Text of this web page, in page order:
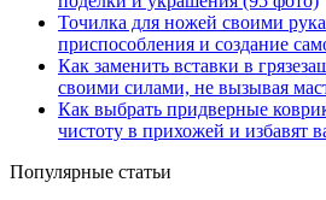
Точилка для ножей своими
приспособления и создание
Как заменить вставки в
своими силами, не вызывая
Как выбрать придверные
чистоту в прихожей и избавят
Популярные статьи